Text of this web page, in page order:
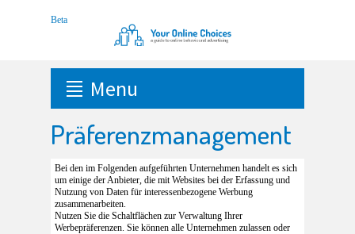
Menu
Präferenzmanagement
Bei den im Folgenden aufgeführten Unternehmen handelt es sich
um einige der Anbieter, die mit Websites bei der Erfassung und
Nutzung von Daten für interessenbezogene Werbung
zusammenarbeiten.
Nutzen Sie die Schaltflächen zur Verwaltung Ihrer
Werbepräferenzen. Sie können alle Unternehmen zulassen oder